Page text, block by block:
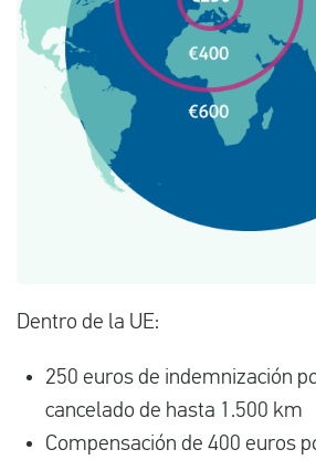
Dentro de la UE:
250 euros de indemnización
cancelado de hasta 1.500 km
Compensación de 400 euros